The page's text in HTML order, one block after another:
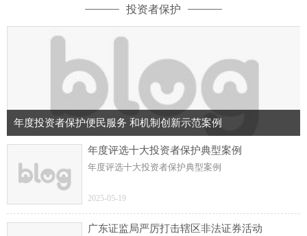
投资者保护
年度投资者保护便民服务 和机制创新示范案例
年度评选十大投资者保护典型案例
年度评选十大投资者保护典型案例
2025-05-19
广东证监局严厉打击辖区非法证券活动